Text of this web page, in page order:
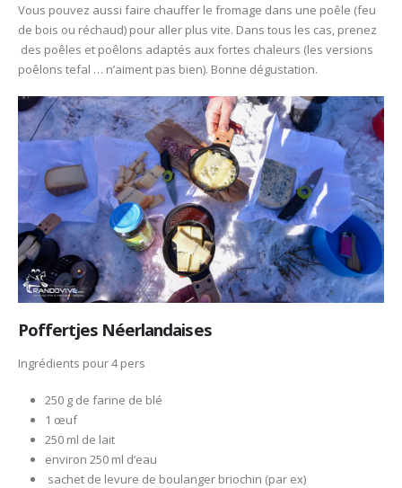
Vous pouvez aussi faire chauffer le fromage dans une poêle (feu
de bois ou réchaud) pour aller plus vite. Dans tous les cas, prenez
des poêles et poêlons adaptés aux fortes chaleurs (les versions
poêlons tefal … n’aiment pas bien). Bonne dégustation.
Poffertjes Néerlandaises
Ingrédients pour 4 pers
250 g de farine de blé
1 œuf
250 ml de lait
environ 250 ml d’eau
sachet de levure de boulanger briochin (par ex)